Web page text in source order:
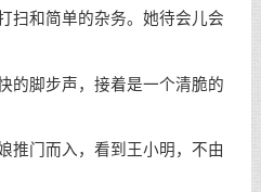
扫和简单的杂务。她待会儿会
的脚步声，接着是一个清脆的
推门而入，看到王小明，不由